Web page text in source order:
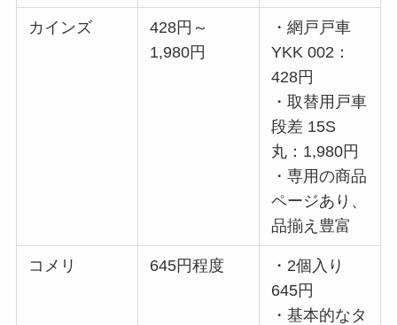
カインズ
428円～
1,980円
・網戸戸車
YKK 002：
428円
・取替用戸車
段差 15S
丸：1,980円
・専用の商品
ページあり、
品揃え豊富
コメリ 645円程度
・2個入り
645円
・基本的なタ